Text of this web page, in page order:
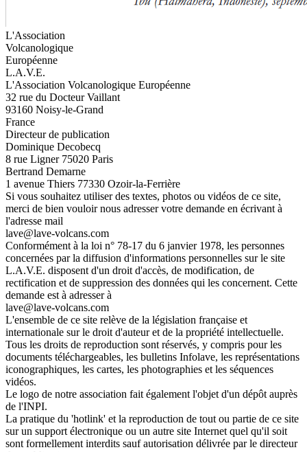
L'Association
Volcanologique
Européenne
L.A.V.E.
L'Association Volcanologique Européenne
32 rue du Docteur Vaillant
93160 Noisy-le-Grand
France
Directeur de publication
Dominique Decobecq
8 rue Ligner 75020 Paris
Bertrand Demarne
1 avenue Thiers 77330 Ozoir-la-Ferrière
Si vous souhaitez utiliser des textes, photos ou vidéos de ce site,
merci de bien vouloir nous adresser votre demande en écrivant à
l'adresse mail
lave@lave-volcans.com
Conformément à la loi n° 78-17 du 6 janvier 1978, les personnes
concernées par la diffusion d'informations personnelles sur le site
L.A.V.E. disposent d'un droit d'accès, de modification, de
rectification et de suppression des données qui les concernent. Cette
demande est à adresser à
lave@lave-volcans.com
L'ensemble de ce site relève de la législation française et
internationale sur le droit d'auteur et de la propriété intellectuelle.
Tous les droits de reproduction sont réservés, y compris pour les
documents téléchargeables, les bulletins Infolave, les représentations
iconographiques, les cartes, les photographies et les séquences
vidéos.
Le logo de notre association fait également l'objet d'un dépôt auprès
de l'INPI.
La pratique du 'hotlink' et la reproduction de tout ou partie de ce site
sur un support électronique ou un autre site Internet quel qu'il soit
sont formellement interdits sauf autorisation délivrée par le directeur